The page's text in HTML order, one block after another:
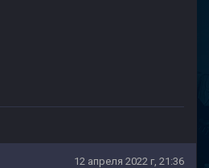
12 апреля 2022 г, 21:36